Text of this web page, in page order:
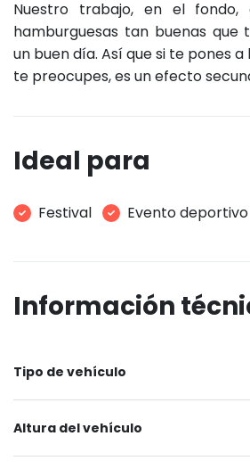
Nuestro trabajo, en el fondo,
hamburguesas tan buenas que
un buen día. Así que si te pones
te preocupes, es un efecto
Ideal para
Festival Evento deportivo
Información
Tipo de vehículo
Altura del vehículo